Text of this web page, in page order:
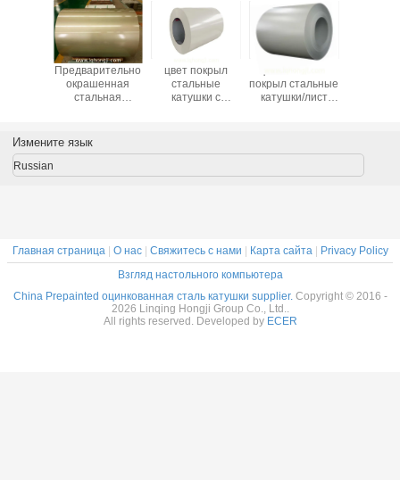
цвета
от
Предварительно
окрашенная
стальная
плита Цветные
покрытые роллы
окрашенная
цвет покрыл
стальные
катушки с
покрыл стальные
катушки/лист
Измените язык
Russian
Главная страница| О нас| Свяжитесь с нами Карта сайта|
Privacy Policy
Взгляд настольного компьютера
China Prepainted оцинкованная сталь катушки supplier. Copyright © 2016 -
2026 Linqing Hongji Group Co., Ltd..
All rights reserved. Developed by ECER